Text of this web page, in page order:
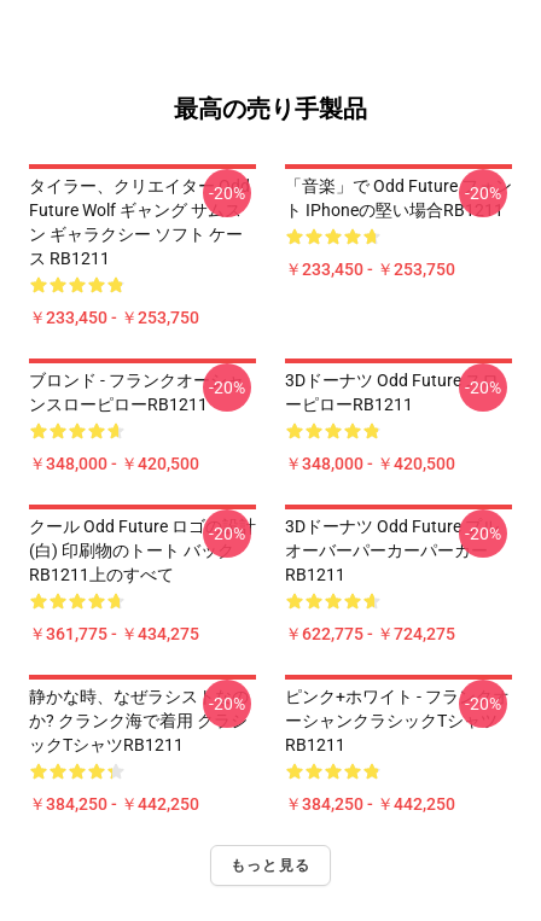
最高の売り手製品
タイラー、クリエイター Odd
Future Wolf ギャング サムス
ン ギャラクシー ソフト ケー
ス RB1211
￥233,450 - ￥253,750
-20%
「音楽」で Odd Future フォン
ト IPhoneの堅い場合RB1211
￥233,450 - ￥253,750
-20%
ブロンド - フランクオーシャ
ンスローピローRB1211
￥348,000 - ￥420,500
-20%
3Dドーナツ Odd Future スロ
ーピローRB1211
￥348,000 - ￥420,500
-20%
クール Odd Future ロゴの設計
(白) 印刷物のトート バック
RB1211上のすべて
￥361,775 - ￥434,275
-20%
3Dドーナツ Odd Future プル
オーバーパーカーパーカー
RB1211
￥622,775 - ￥724,275
-20%
静かな時、なぜラシストなの
か? クランク海で着用 クラシ
ックTシャツRB1211
￥384,250 - ￥442,250
-20%
ピンク+ホワイト - フランクオ
ーシャンクラシックTシャツ
RB1211
￥384,250 - ￥442,250
-20%
もっと見る